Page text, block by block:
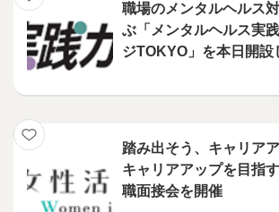
職場のメンタルヘルス
ぶ「メンタルヘルス実
ジTOKYO」を本日開設
講座の申込も開始しま
踏み出そう、キャリア
キャリアアップを目指
職面接会を開催